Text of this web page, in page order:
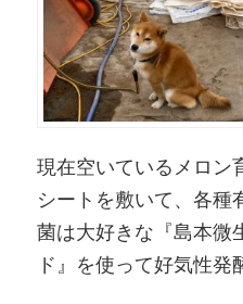
現在空いているメロン
シートを敷いて、各種
菌は大好きな『島本微
ド』を使って好気性発